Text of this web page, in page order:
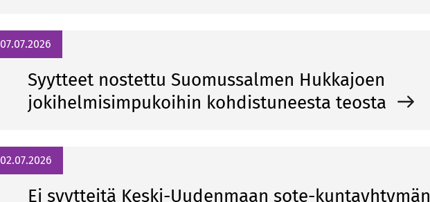
07.07.2026
Syytteet nostettu Suomussalmen Hukkajoen
jokihelmisimpukoihin kohdistuneesta teosta
02.07.2026
Ei syytteitä Keski-Uudenmaan sote-kuntayhtymän